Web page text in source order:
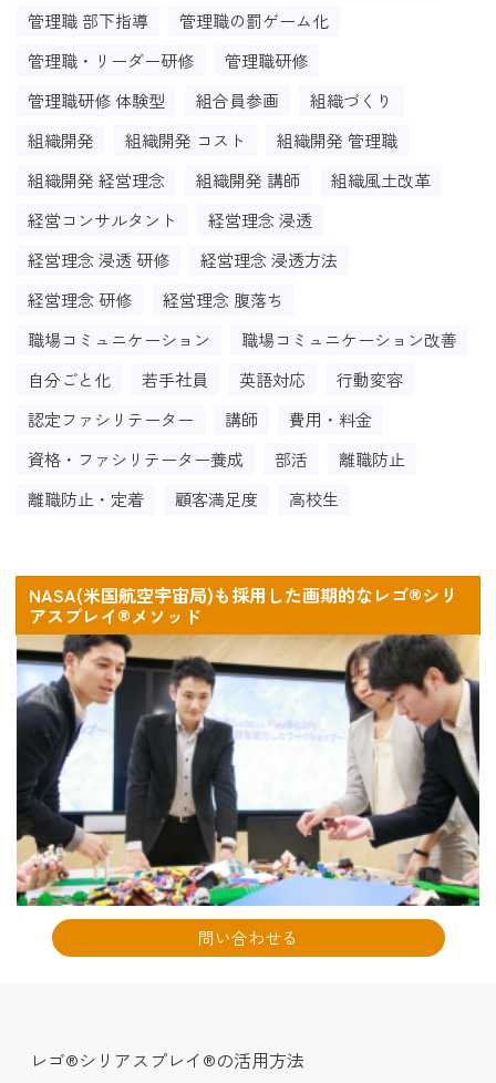
管理職 部下指導
管理職の罰ゲーム化
管理職・リーダー研修
管理職研修
管理職研修 体験型
組合員参画
組織づくり
組織開発
組織開発 コスト
組織開発 管理職
組織開発 経営理念
組織開発 講師
組織風土改革
経営コンサルタント
経営理念 浸透
経営理念 浸透 研修
経営理念 浸透方法
経営理念 研修
経営理念 腹落ち
職場コミュニケーション
職場コミュニケーション改善
自分ごと化
若手社員 英語対応
行動変容
認定ファシリテーター
講師
費用・料金
資格・ファシリテーター養成
部活
離職防止
離職防止・定着
顧客満足度 高校生
NASA(米国航空宇宙局)も採用した画期的なレゴ®シリ
アスプレイ®メソッド
問い合わせる
レゴ®シリアスプレイ®の活用方法